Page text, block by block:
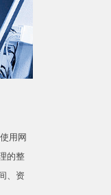
用网
的整
、资